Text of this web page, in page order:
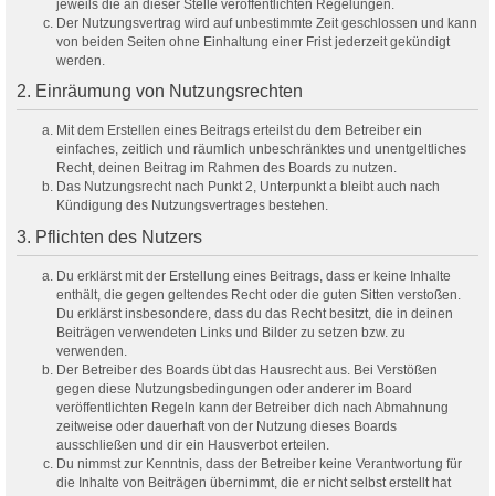
jeweils die an dieser Stelle veröffentlichten Regelungen.
Der Nutzungsvertrag wird auf unbestimmte Zeit geschlossen und kann
von beiden Seiten ohne Einhaltung einer Frist jederzeit gekündigt
werden.
2. Einräumung von Nutzungsrechten
Mit dem Erstellen eines Beitrags erteilst du dem Betreiber ein
einfaches, zeitlich und räumlich unbeschränktes und unentgeltliches
Recht, deinen Beitrag im Rahmen des Boards zu nutzen.
Das Nutzungsrecht nach Punkt 2, Unterpunkt a bleibt auch nach
Kündigung des Nutzungsvertrages bestehen.
3. Pflichten des Nutzers
Du erklärst mit der Erstellung eines Beitrags, dass er keine Inhalte
enthält, die gegen geltendes Recht oder die guten Sitten verstoßen.
Du erklärst insbesondere, dass du das Recht besitzt, die in deinen
Beiträgen verwendeten Links und Bilder zu setzen bzw. zu
verwenden.
Der Betreiber des Boards übt das Hausrecht aus. Bei Verstößen
gegen diese Nutzungsbedingungen oder anderer im Board
veröffentlichten Regeln kann der Betreiber dich nach Abmahnung
zeitweise oder dauerhaft von der Nutzung dieses Boards
ausschließen und dir ein Hausverbot erteilen.
Du nimmst zur Kenntnis, dass der Betreiber keine Verantwortung für
die Inhalte von Beiträgen übernimmt, die er nicht selbst erstellt hat